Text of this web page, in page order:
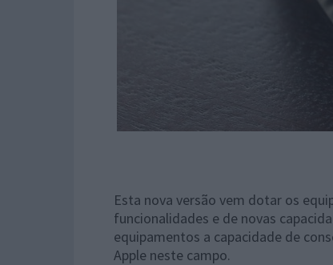
Esta nova versão vem dotar os
funcionalidades e de novas
equipamentos a capacidade de
Apple neste campo.